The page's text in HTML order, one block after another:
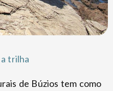
trilha
de Búzios tem como